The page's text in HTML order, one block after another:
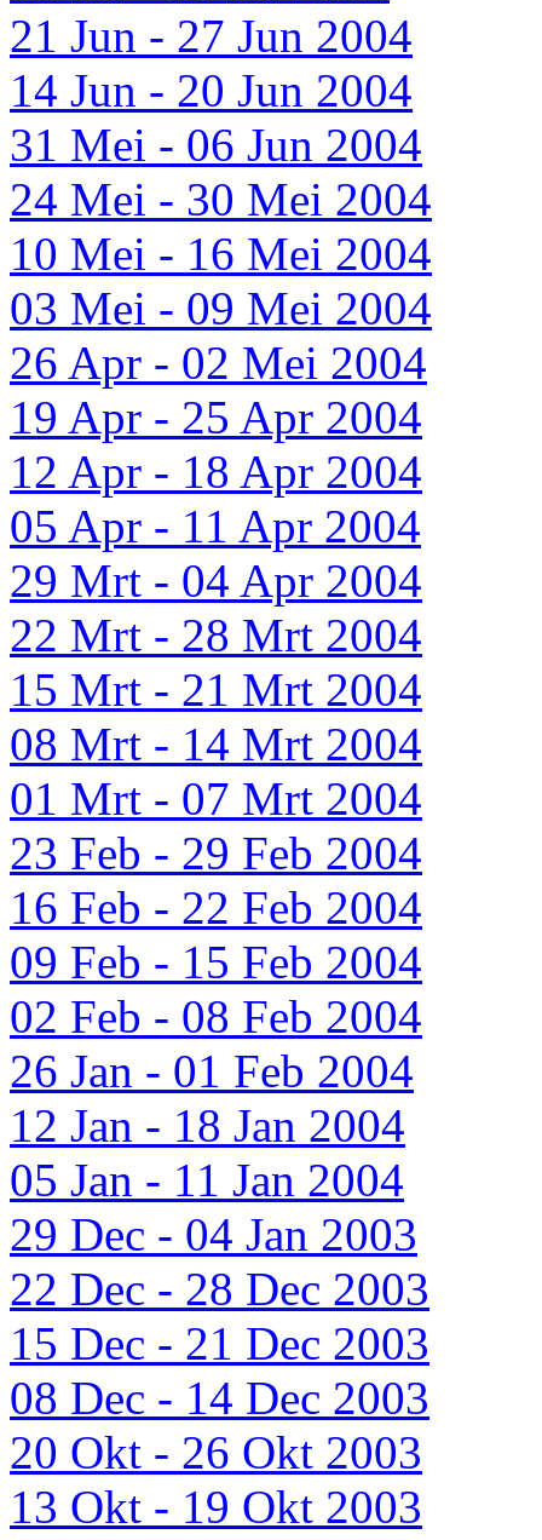
21 Jun - 27 Jun 2004
14 Jun - 20 Jun 2004
31 Mei - 06 Jun 2004
24 Mei - 30 Mei 2004
10 Mei - 16 Mei 2004
03 Mei - 09 Mei 2004
26 Apr - 02 Mei 2004
19 Apr - 25 Apr 2004
12 Apr - 18 Apr 2004
05 Apr - 11 Apr 2004
29 Mrt - 04 Apr 2004
22 Mrt - 28 Mrt 2004
15 Mrt - 21 Mrt 2004
08 Mrt - 14 Mrt 2004
01 Mrt - 07 Mrt 2004
23 Feb - 29 Feb 2004
16 Feb - 22 Feb 2004
09 Feb - 15 Feb 2004
02 Feb - 08 Feb 2004
26 Jan - 01 Feb 2004
12 Jan - 18 Jan 2004
05 Jan - 11 Jan 2004
29 Dec - 04 Jan 2003
22 Dec - 28 Dec 2003
15 Dec - 21 Dec 2003
08 Dec - 14 Dec 2003
20 Okt - 26 Okt 2003
13 Okt - 19 Okt 2003